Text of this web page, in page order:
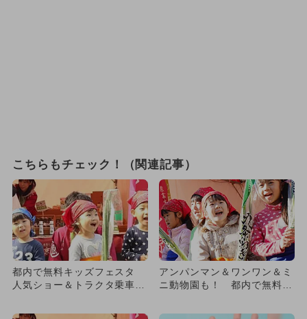
こちらもチェック！（関連記事）
都内で無料キッズフェスタ
人気ショー＆トラクタ乗車＆
アンパンマン＆ワンワン＆ミ
ニ動物園も！ 都内で無料食